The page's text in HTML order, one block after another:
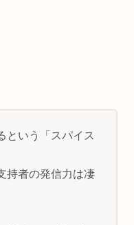
という「スパイス
持者の発信力は凄